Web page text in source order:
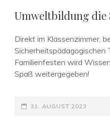
Umweltbildung die
Direkt im Klassenzimmer,
Sicherheitspädagogischen
Familienfesten wird
Spaß weitergegeben!
POSTED-
31. AUGUST 2023